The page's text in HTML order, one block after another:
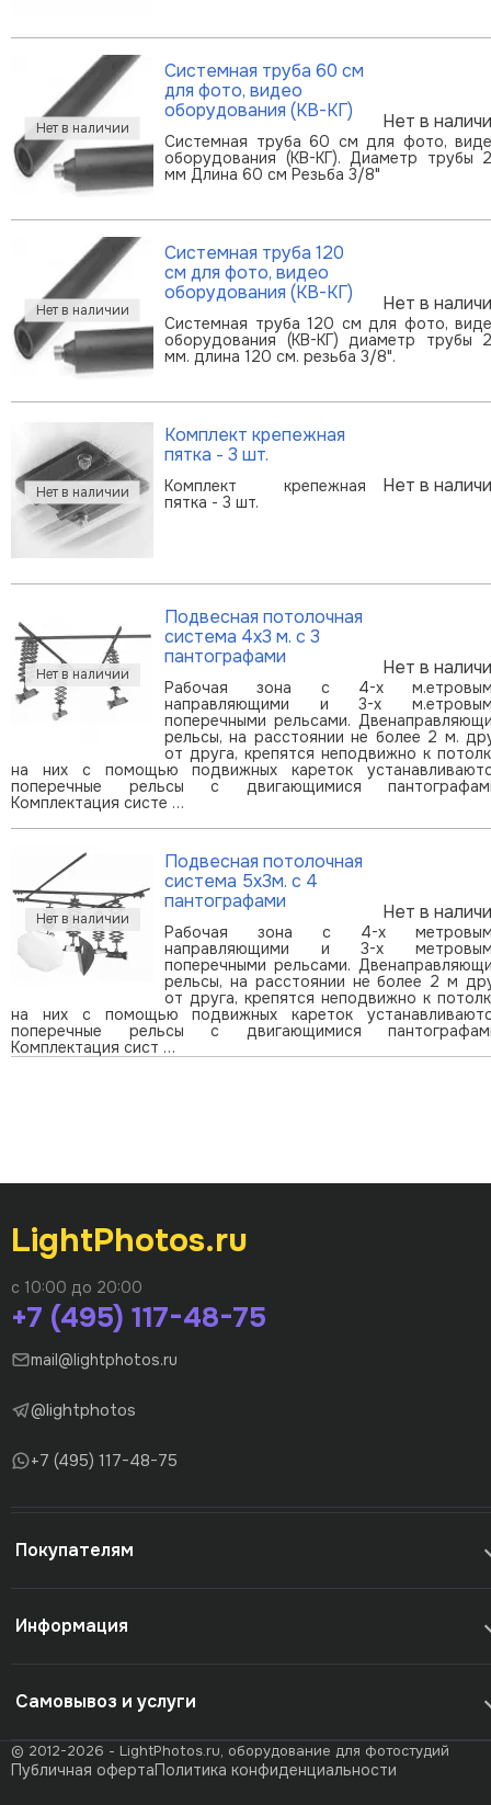
Нет в
Системная труба 60 см
для фото, видео
оборудования (КВ-КГ)
Системная труба 60 см для фото,
оборудования (КВ-КГ). Диаметр трубы
мм Длина 60 см Резьба 3/8"
Нет в
Системная труба 120
см для фото, видео
оборудования (КВ-КГ)
Системная труба 120 см для фото,
оборудования (КВ-КГ) диаметр трубы
мм. длина 120 см. резьба 3/8".
Нет в
Комплект крепежная
пятка - 3 шт.
Комплект крепежная
пятка - 3 шт.
Нет в
Подвесная потолочная
система 4х3 м. с 3
пантографами
Рабочая зона с 4-х
направляющими и 3-х
поперечными рельсами.
рельсы, на расстоянии не более 2 м.
от друга, крепятся неподвижно к
на них с помощью подвижных кареток
поперечные рельсы с двигающимися
Комплектация систе …
Нет в
Подвесная потолочная
система 5х3м. с 4
пантографами
Рабочая зона с 4-х
направляющими и 3-х
поперечными рельсами.
рельсы, на расстоянии не более 2 м
от друга, крепятся неподвижно к
на них с помощью подвижных кареток
поперечные рельсы с двигающимися
Комплектация сист …
LightPhotos.ru
с 10:00 до 20:00
+7 (495) 117-48-75
mail@lightphotos.ru
@lightphotos
+7 (495) 117-48-75
Покупателям
Информация
Самовывоз и услуги
© 2012-2026 - LightPhotos.ru, оборудование для фотостудий
Публичная офертаПолитика конфиденциальности